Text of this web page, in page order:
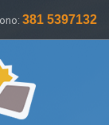
381 5397132